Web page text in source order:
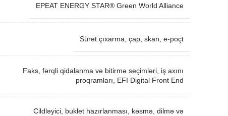
EPEAT ENERGY STAR® Green World Alliance
Sürət çıxarma, çap, skan, e-poçt
Faks, fərqli qidalanma və bitirmə seçimləri, iş axını
proqramları, EFI Digital Front End
Cildləyici, buklet hazırlanması, kəsmə, dilmə və